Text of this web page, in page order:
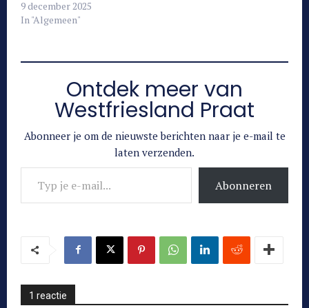
9 december 2025
In "Algemeen"
Ontdek meer van
Westfriesland Praat
Abonneer je om de nieuwste berichten naar je e-mail te
laten verzenden.
Typ je e-mail...
Abonneren
1 reactie